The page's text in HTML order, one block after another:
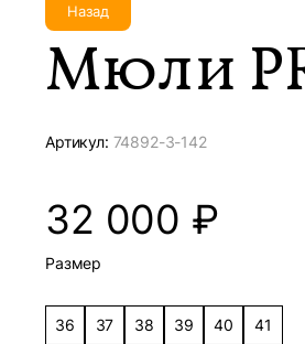
Назад
Мюли
Артикул: 74892-3-142
32 000 ₽
Размер
36 37 38 39 40 41